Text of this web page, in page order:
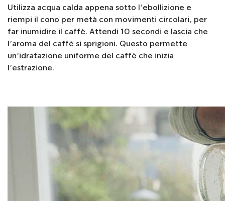
Utilizza acqua calda appena sotto l’ebollizione e
riempi il cono per metà con movimenti circolari, per
far inumidire il caffè. Attendi 10 secondi e lascia che
l’aroma del caffè si sprigioni. Questo permette
un’idratazione uniforme del caffè che inizia
l’estrazione.